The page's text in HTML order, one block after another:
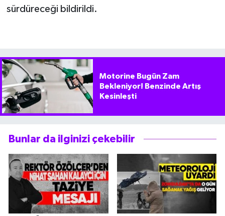
sürdüreceği bildirildi.
Motorine Bugün Zam
Bekleniyor! Benzinde Artış
Kesinleşti
Bunlar da ilginizi çekebilir